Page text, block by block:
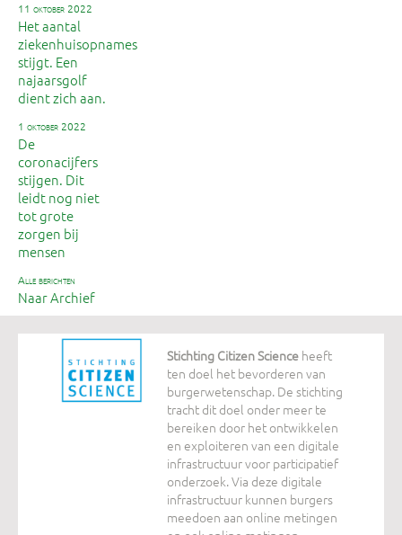
11 oktober 2022
Het aantal
ziekenhuisopnames
stijgt. Een
najaarsgolf
dient zich aan.
1 oktober 2022
De
coronacijfers
stijgen. Dit
leidt nog niet
tot grote
zorgen bij
mensen
alle berichten
Naar Archief
Stichting Citizen Scienceheeft
ten doel het bevorderen van
burgerwetenschap. De stichting
tracht dit doel onder meer te
bereiken door het ontwikkelen
en exploiteren van een digitale
infrastructuur voor participatief
onderzoek. Via deze digitale
infrastructuur kunnen burgers
meedoen aan online metingen